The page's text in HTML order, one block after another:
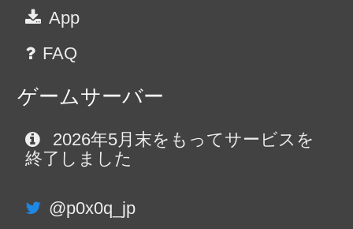
App
FAQ
ゲームサーバー
2026年5月末をもってサービスを
終了しました
@p0x0q_jp